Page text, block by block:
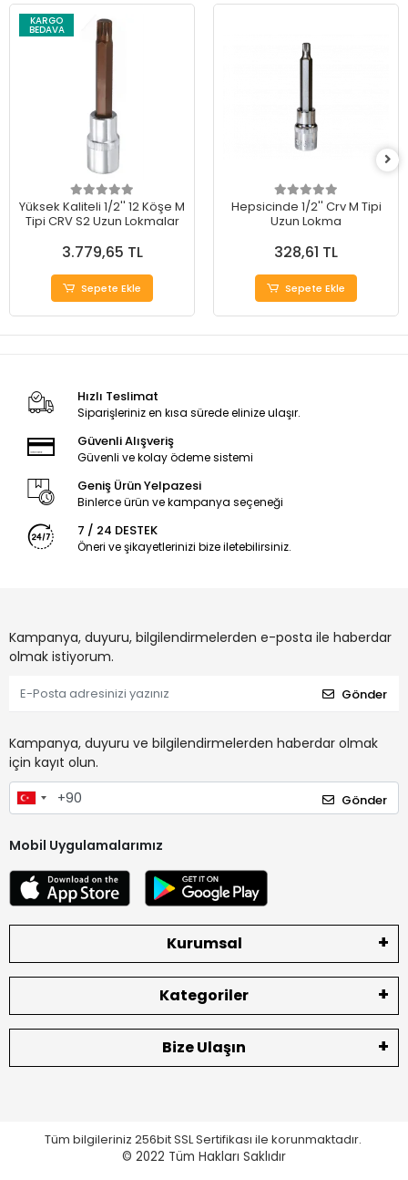
KARGO
BEDAVA
Yüksek Kaliteli 1/2'' 12 Köşe M
Tipi CRV S2 Uzun Lokmalar
3.779,65 TL
Sepete Ekle
Hepsicinde 1/2'' Crv M Tipi
Uzun Lokma
328,61 TL
Sepete Ekle
Hızlı Teslimat
Siparişleriniz en kısa sürede elinize ulaşır.
Güvenli Alışveriş
Güvenli ve kolay ödeme sistemi
Geniş Ürün Yelpazesi
Binlerce ürün ve kampanya seçeneği
7 / 24 DESTEK
Öneri ve şikayetlerinizi bize iletebilirsiniz.
Kampanya, duyuru, bilgilendirmelerden e-posta ile haberdar
olmak istiyorum.
Gönder
Kampanya, duyuru ve bilgilendirmelerden haberdar olmak
için kayıt olun.
Gönder
Mobil Uygulamalarımız
Kurumsal
Kategoriler
Bize Ulaşın
Tüm bilgileriniz 256bit SSL Sertifikası ile korunmaktadır.
© 2022 Tüm Hakları Saklıdır